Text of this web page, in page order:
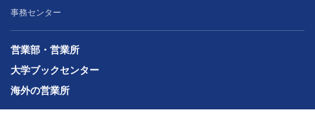
事務センター
営業部・営業所
大学ブックセンター
海外の営業所